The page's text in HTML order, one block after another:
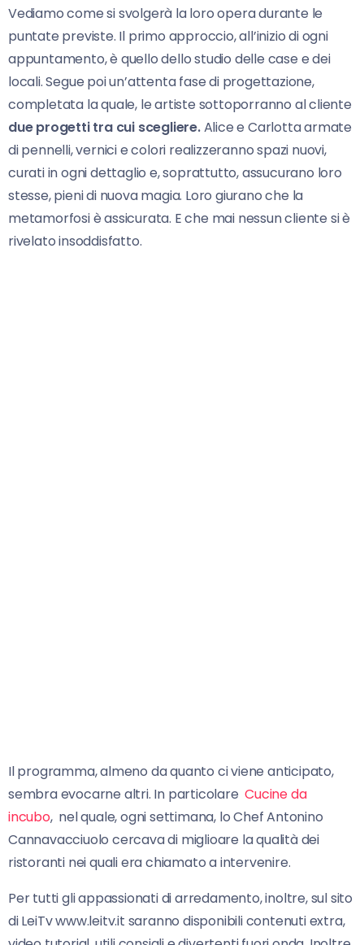
Vediamo come si svolgerà la loro opera durante le
puntate previste. Il primo approccio, all’inizio di ogni
appuntamento, è quello dello studio delle case e dei
locali. Segue poi un’attenta fase di progettazione,
completata la quale, le artiste sottoporranno al cliente
due progetti tra cui scegliere.Alice e Carlotta armate
di pennelli, vernici e colori realizzeranno spazi nuovi,
curati in ogni dettaglio e, soprattutto, assucurano loro
stesse, pieni di nuova magia. Loro giurano che la
metamorfosi è assicurata. E che mai nessun cliente si è
rivelato insoddisfatto.
Il programma, almeno da quanto ci viene anticipato,
sembra evocarne altri. In particolare Cucine da
incubo, nel quale, ogni settimana, lo Chef Antonino
Cannavacciuolo cercava di miglioare la qualità dei
ristoranti nei quali era chiamato a intervenire.
Per tutti gli appassionati di arredamento, inoltre, sul sito
di LeiTv www.leitv.it saranno disponibili contenuti extra,